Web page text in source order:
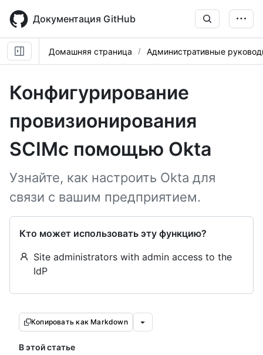
main
content
Документация GitHub
Домашняя страница Административные
Конфигурирование
провизионирования
SCIMс помощью Okta
Узнайте, как настроить Okta для
связи с вашим предприятием.
Кто может использовать эту функцию?
Site administrators with admin access to the
IdP
Копировать как Markdown
В этой статье